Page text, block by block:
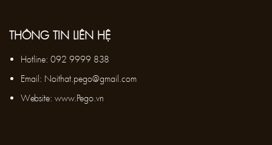
THÔNG TIN LIÊN HỆ
Hotline: 092 9999 838
Email: Noithat.pego@gmail.com
Website: www.Pego.vn